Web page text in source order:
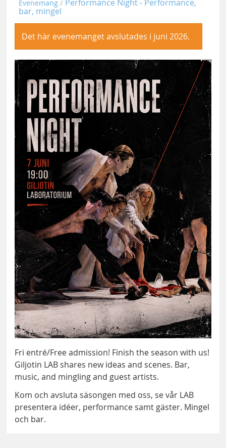
Evenemang Performance Night - Performance,
bar, mingel
Det här evenemanget avslutades i juni 2026.
Fri entré/Free admission! Finish the season with us!
Giljotin LAB shares new ideas and scenes. Bar,
music, and mingling and guest artists.
Kom och avsluta säsongen med oss, se vår LAB
presentera idéer, performance samt gäster. Mingel
och bar.